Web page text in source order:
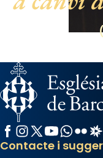
Facebook
Instagram
X / Twitter
YouTubeFlickr
Contacte i